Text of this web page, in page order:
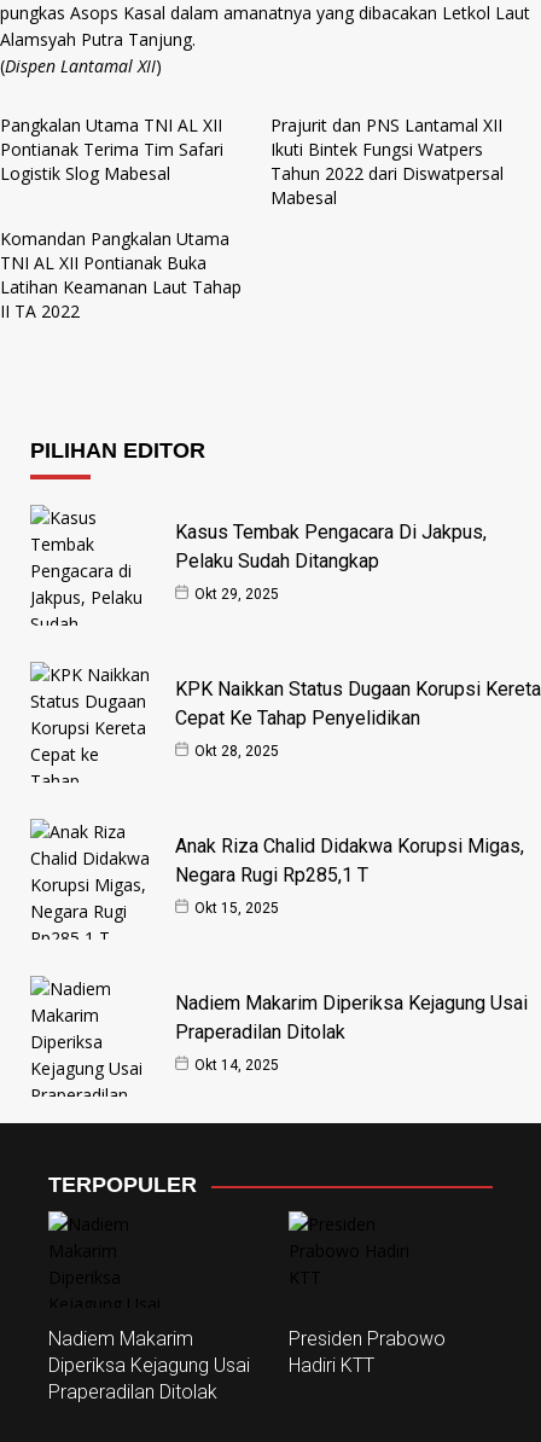
pungkas Asops Kasal dalam amanatnya yang dibacakan Letkol Laut
Alamsyah Putra Tanjung.
(Dispen Lantamal XII)
Pangkalan Utama TNI AL XII
Pontianak Terima Tim Safari
Logistik Slog Mabesal
Prajurit dan PNS Lantamal XII
Ikuti Bintek Fungsi Watpers
Tahun 2022 dari Diswatpersal
Mabesal
Komandan Pangkalan Utama
TNI AL XII Pontianak Buka
Latihan Keamanan Laut Tahap
II TA 2022
PILIHAN EDITOR
Kasus Tembak Pengacara Di Jakpus,
Pelaku Sudah Ditangkap
Okt 29, 2025
KPK Naikkan Status Dugaan Korupsi Kereta
Cepat Ke Tahap Penyelidikan
Okt 28, 2025
Anak Riza Chalid Didakwa Korupsi Migas,
Negara Rugi Rp285,1 T
Okt 15, 2025
Nadiem Makarim Diperiksa Kejagung Usai
Praperadilan Ditolak
Okt 14, 2025
TERPOPULER
Nadiem Makarim
Diperiksa Kejagung Usai
Praperadilan Ditolak
Presiden Prabowo
Hadiri KTT